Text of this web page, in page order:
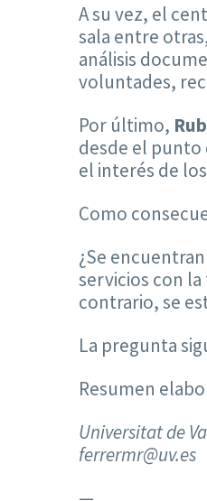
A su vez, el
sala entre
análisis
voluntades,
Por último,
desde el punto
el interés de
Como
¿Se
servicios con
contrario, se
La pregunta
Resumen
Universitat de
ferrermr@uv.es